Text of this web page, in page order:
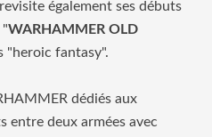
également ses débuts
"WARHAMMER OLD
"heroic fantasy".
dédiés aux
entre deux armées avec